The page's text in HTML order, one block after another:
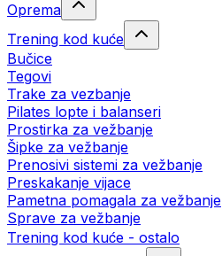
Oprema
Trening kod kuće
Bučice
Tegovi
Trake za vezbanje
Pilates lopte i balanseri
Prostirka za vežbanje
Šipke za vežbanje
Prenosivi sistemi za vežbanje
Preskakanje vijace
Pametna pomagala za vežbanje
Sprave za vežbanje
Trening kod kuće - ostalo